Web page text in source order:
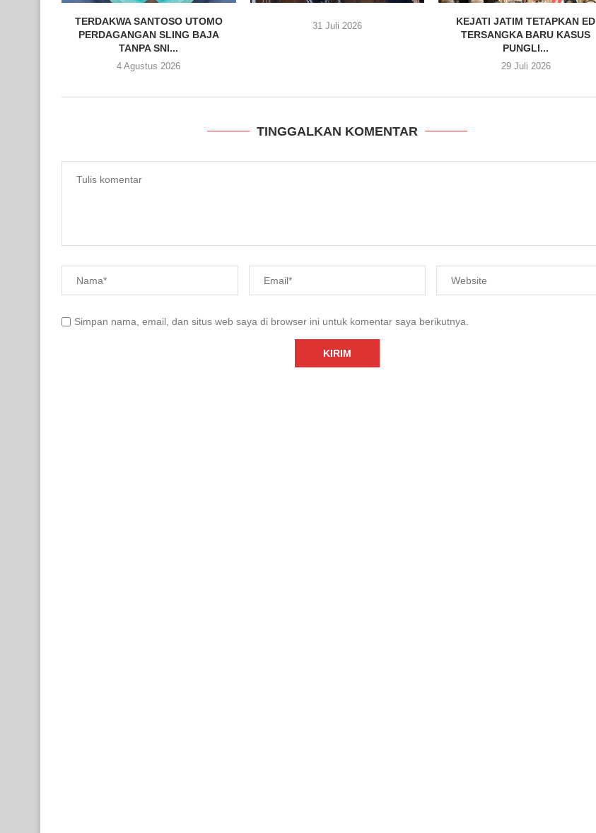
TERDAKWA SANTOSO UTOMO
PERDAGANGAN SLING BAJA
TANPA SNI...
4 Agustus 2026
31 Juli 2026
KEJATI JATIM TETAPKAN ED
TERSANGKA BARU KASUS
PUNGLI...
29 Juli 2026
TINGGALKAN KOMENTAR
Simpan nama, email, dan situs web saya di browser ini untuk komentar saya berikutnya.